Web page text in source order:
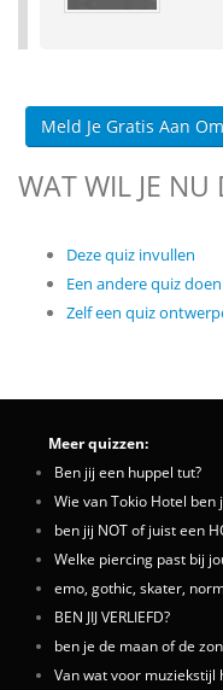
Meld Je Gratis Aan
WAT WIL JE NU
Deze quiz invullen
Een andere quiz doen
Zelf een quiz
Meer quizzen:
Ben jij een huppel tut?
Wie van Tokio Hotel ben
ben jij NOT of juist een
Welke piercing past bij
emo, gothic, skater,
BEN JIJ VERLIEFD?
ben je de maan of de
Van wat voor muziekstijl